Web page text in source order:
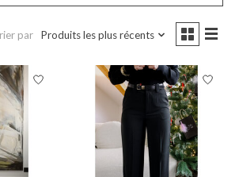
par Produits les plus récents